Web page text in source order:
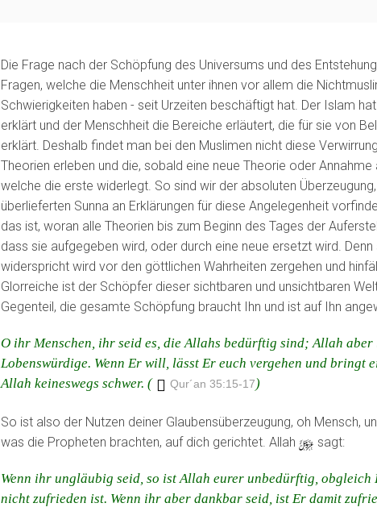
Die Frage nach der Schöpfung des Universums und des
Fragen, welche die Menschheit unter ihnen vor allem die
Schwierigkeiten haben - seit Urzeiten beschäftigt hat. Der Islam
erklärt und der Menschheit die Bereiche erläutert, die für sie von
erklärt. Deshalb findet man bei den Muslimen nicht diese
Theorien erleben und die, sobald eine neue Theorie oder
welche die erste widerlegt. So sind wir der absoluten
überlieferten Sunna an Erklärungen für diese Angelegenheit
das ist, woran alle Theorien bis zum Beginn des Tages der
dass sie aufgegeben wird, oder durch eine neue ersetzt wird. Denn
widerspricht wird vor den göttlichen Wahrheiten zergehen und
Glorreiche ist der Schöpfer dieser sichtbaren und unsichtbaren
Gegenteil, die gesamte Schöpfung braucht Ihn und ist auf Ihn
O ihr Menschen, ihr seid es, die Allahs bedürftig sind; Allah
Lobenswürdige. Wenn Er will, lässt Er euch vergehen und bringt
Allah keineswegs schwer. (
Qur´an 35:15-17)
So ist also der Nutzen deiner Glaubensüberzeugung, oh Mensch,
was die Propheten brachten, auf dich gerichtet. Allah y sagt:
Wenn ihr ungläubig seid, so ist Allah eurer unbedürftig,
nicht zufrieden ist. Wenn ihr aber dankbar seid, ist Er damit